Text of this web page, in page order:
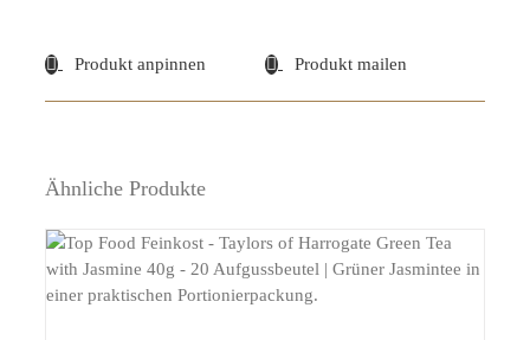
Produkt anpinnen Produkt mailen
Ähnliche Produkte
DETAILS